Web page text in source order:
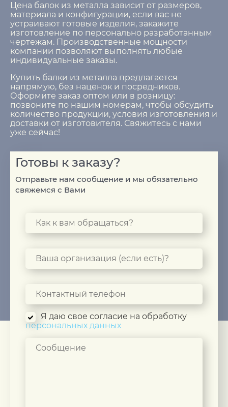
Цена балок из металла зависит от размеров,
материала и конфигурации, если вас не
устраивают готовые изделия, закажите
изготовление по персонально разработанным
чертежам. Производственные мощности
компании позволяют выполнять любые
индивидуальные заказы.
Купить балки из металла предлагается
напрямую, без наценок и посредников.
Оформите заказ оптом или в розницу:
позвоните по нашим номерам, чтобы обсудить
количество продукции, условия изготовления и
доставки от изготовителя. Свяжитесь с нами
уже сейчас!
Готовы к заказу?
Отправьте нам сообщение и мы обязательно
свяжемся с Вами
Я даю свое согласие на обработку
персональных данных